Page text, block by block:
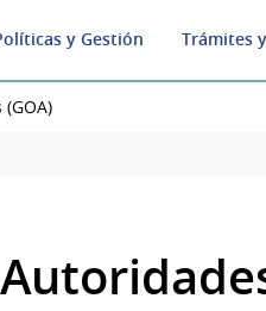
y Gestión Trámites